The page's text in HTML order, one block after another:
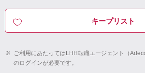
キープリスト
※ ご利用にあたってはLHH転職エージェント（
のログインが必要です。